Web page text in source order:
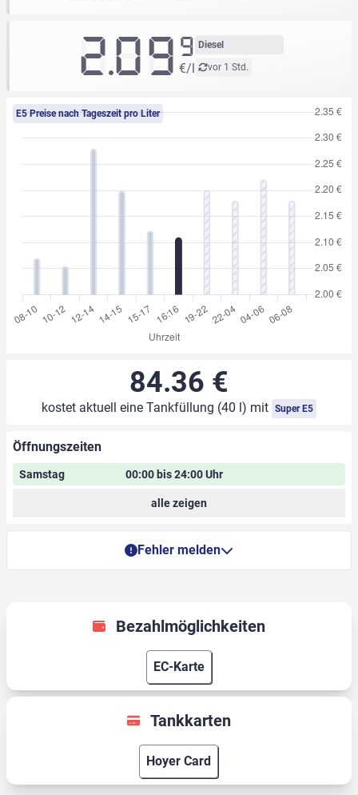
Diesel
vor 1 Std.
2.09 9
€/l
E5 Preise nach Tageszeit pro Liter
84.36 €
kostet aktuell eine Tankfüllung (40 l) mit Super E5
Öffnungszeiten
Samstag 00:00 bis 24:00 Uhr
alle zeigen
Fehler melden
Bezahlmöglichkeiten
EC-Karte
Tankkarten
Hoyer Card